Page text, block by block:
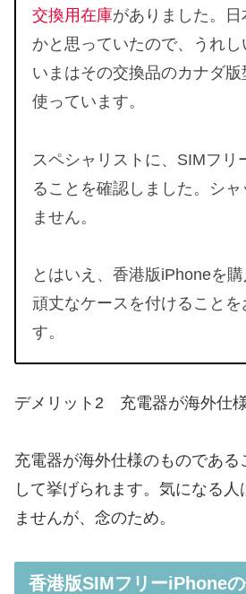
交換用在庫がありました。
かと思っていたので、うれし
いまはその交換品のカナダ
使っています。
スペシャリストに、SIMフリ
ることを確認しました。シャ
ません。
とはいえ、香港版iPhoneを
頑丈なケースを付けることを
す。
デメリット2 充電器が海外仕
充電器が海外仕様のものである
して挙げられます。気になる
ませんが、念のため。
香港版SIMフリーiPhone